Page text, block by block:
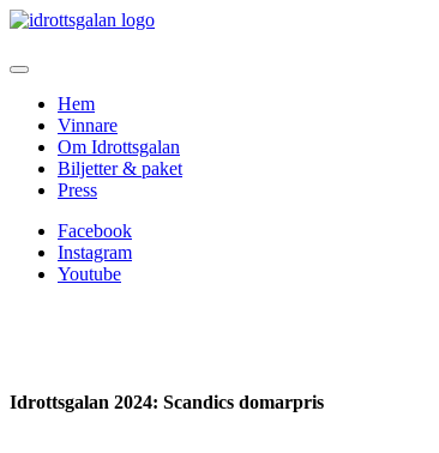
Hem
Vinnare
Om Idrottsgalan
Biljetter & paket
Press
Facebook
Instagram
Youtube
Idrottsgalan 2024: Scandics domarpris